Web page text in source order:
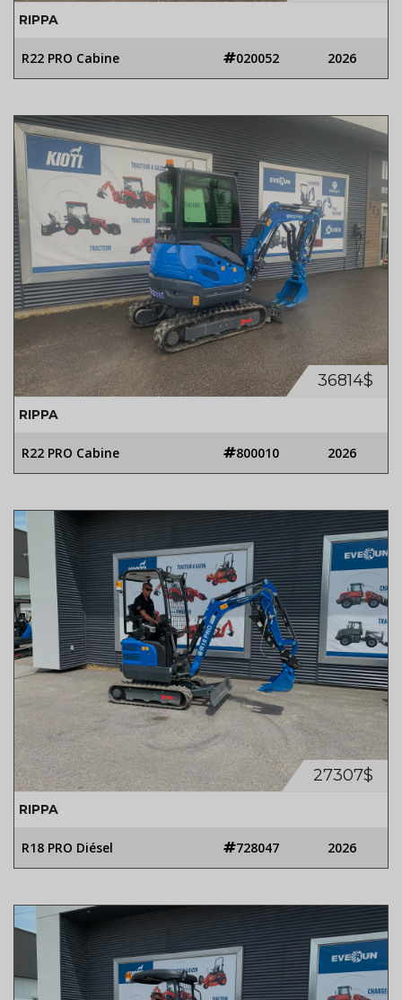
RIPPA
R22 PRO Cabine 020052 2026
36814$
RIPPA
R22 PRO Cabine 800010 2026
27307$
RIPPA
R18 PRO Diésel 728047 2026